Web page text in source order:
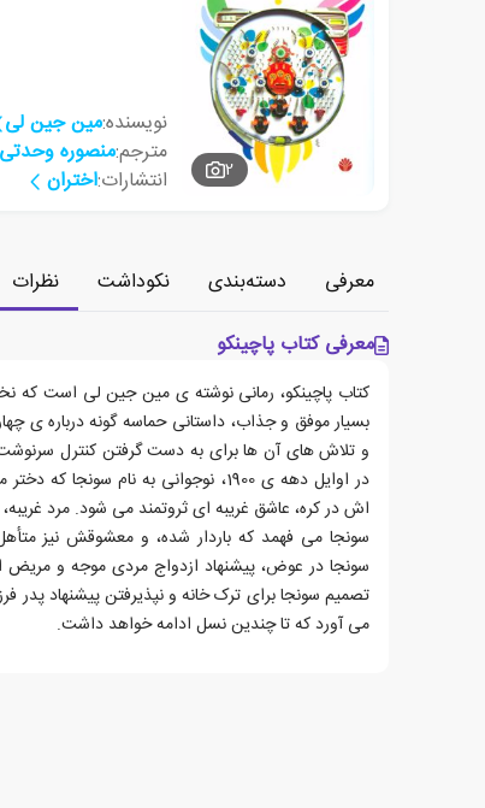
2
نویسنده:مین جین لی
مترجم:منصوره
انتشارات:اختران
معرفی دسته‌بندی نکوداشت
نظرات
معرفی کتاب پاچینکو
بسیار موفق و جذاب، داستانی حماسه گونه درباره ی
و تلاش های آن ها برای به دست گرفتن کنترل
در اوایل دهه ی 1900، نوجوانی به نام
اش در کره، عاشق غریبه ای ثروتمند می شود. مرد
سونجا می فهمد که باردار شده، و معشوقش نیز
سونجا در عوض، پیشنهاد ازدواج مردی موجه و مریض
تصمیم سونجا برای ترک خانه و نپذیرفتن پیشنهاد پدر
می آورد که تا چندین نسل ادامه خواهد داشت.